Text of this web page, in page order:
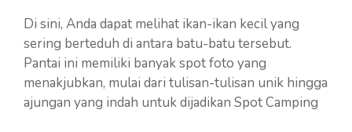
Di sini, Anda dapat melihat ikan-ikan kecil yang
sering berteduh di antara batu-batu tersebut.
Pantai ini memiliki banyak spot foto yang
menakjubkan, mulai dari tulisan-tulisan unik hingga
ajungan yang indah untuk dijadikan Spot Camping